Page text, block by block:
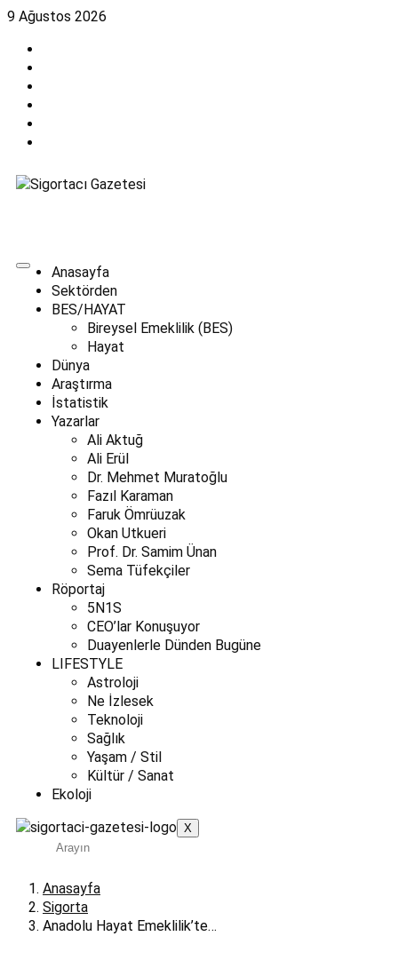
9 Ağustos 2026
Anasayfa
Sektörden
BES/HAYAT
Bireysel Emeklilik (BES)
Hayat
Dünya
Araştırma
İstatistik
Yazarlar
Ali Aktuğ
Ali Erül
Dr. Mehmet Muratoğlu
Fazıl Karaman
Faruk Ömrüuzak
Okan Utkueri
Prof. Dr. Samim Ünan
Sema Tüfekçiler
Röportaj
5N1S
CEO’lar Konuşuyor
Duayenlerle Dünden Bugüne
LIFESTYLE
Astroloji
Ne İzlesek
Teknoloji
Sağlık
Yaşam / Stil
Kültür / Sanat
Ekoloji
X
Anasayfa
Sigorta
Anadolu Hayat Emeklilik’te…